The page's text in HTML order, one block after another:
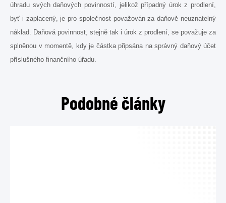
úhradu svých daňových povinností, jelikož případný úrok z prodlení,
byť i zaplacený, je pro společnost považován za daňově neuznatelný
náklad. Daňová povinnost, stejně tak i úrok z prodlení, se považuje za
splněnou v momentě, kdy je částka připsána na správný daňový účet
příslušného finančního úřadu.
Podobné články